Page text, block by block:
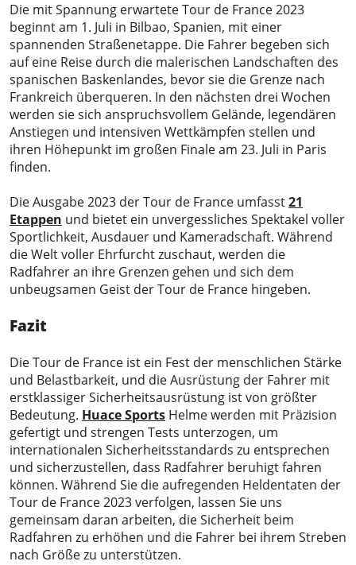
Die mit Spannung erwartete Tour de France 2023
beginnt am 1. Juli in Bilbao, Spanien, mit einer
spannenden Straßenetappe. Die Fahrer begeben sich
auf eine Reise durch die malerischen Landschaften des
spanischen Baskenlandes, bevor sie die Grenze nach
Frankreich überqueren. In den nächsten drei Wochen
werden sie sich anspruchsvollem Gelände, legendären
Anstiegen und intensiven Wettkämpfen stellen und
ihren Höhepunkt im großen Finale am 23. Juli in Paris
finden.
Die Ausgabe 2023 der Tour de France umfasst21
Etappen und bietet ein unvergessliches Spektakel voller
Sportlichkeit, Ausdauer und Kameradschaft. Während
die Welt voller Ehrfurcht zuschaut, werden die
Radfahrer an ihre Grenzen gehen und sich dem
unbeugsamen Geist der Tour de France hingeben.
Fazit
Die Tour de France ist ein Fest der menschlichen Stärke
und Belastbarkeit, und die Ausrüstung der Fahrer mit
erstklassiger Sicherheitsausrüstung ist von größter
Bedeutung. Huace Sports Helme werden mit Präzision
gefertigt und strengen Tests unterzogen, um
internationalen Sicherheitsstandards zu entsprechen
und sicherzustellen, dass Radfahrer beruhigt fahren
können. Während Sie die aufregenden Heldentaten der
Tour de France 2023 verfolgen, lassen Sie uns
gemeinsam daran arbeiten, die Sicherheit beim
Radfahren zu erhöhen und die Fahrer bei ihrem Streben
nach Größe zu unterstützen.